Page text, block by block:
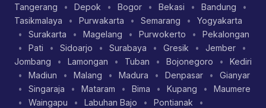
Tangerang
• Depok • Bogor • Bekasi • Bandung
•
Tasikmalaya
• Purwakarta • Semarang •
Yogyakarta
•
Surakarta • Magelang • Purwokerto •
Pekalongan
•
Pati • Sidoarjo • Surabaya • Gresik • Jember
•
Jombang
• Lamongan • Tuban • Bojonegoro •
Kediri
•
Madiun • Malang • Madura • Denpasar •
Gianyar
•
Singaraja • Mataram • Bima • Kupang •
Maumere
•
Waingapu • Labuhan Bajo • Pontianak
•